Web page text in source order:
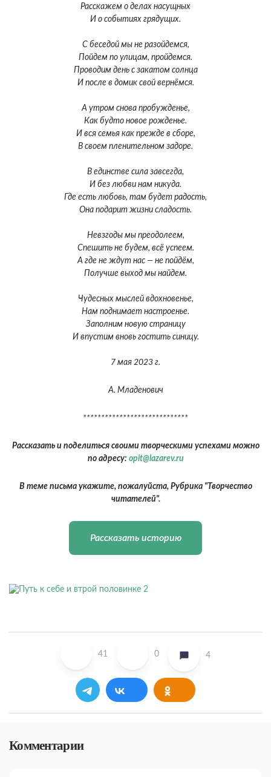
Расскажем о делах насущных
И о событиях грядущих.
С беседой мы не разойдемся,
Пойдем по улицам, пройдемся.
Проводим день с закатом солнца
И после в домик свой вернёмся.
А утром снова пробужденье,
Как будто новое рожденье.
И вся семья как прежде в сборе,
В своем пленительном задоре.
В единстве сила завсегда,
И без любви нам никуда.
Где есть любовь, там будет радость,
Она подарит жизни сладость.
Невзгоды мы преодолеем,
Спешить не будем, всё успеем.
А где не ждут нас — не пойдём,
Получше выход мы найдем.
Чудесных мыслей вдохновенье,
Нам поднимает настроенье.
Заполним новую страницу
И впустим вновь гостить синицу.
7 мая 2023 г.
А. Младенович
*****************************
Рассказать и поделиться своими творческими успехами можно
по адресу: opit@lazarev.ru
В теме письма укажите, пожалуйста, Рубрика "Творчество
читателей".
Рассказать историю
41 0 4
Комментарии